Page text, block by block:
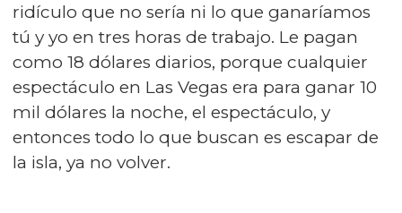
ridículo que no sería ni lo que ganaríamos
tú y yo en tres horas de trabajo. Le pagan
como 18 dólares diarios, porque cualquier
espectáculo en Las Vegas era para ganar 10
mil dólares la noche, el espectáculo, y
entonces todo lo que buscan es escapar de
la isla, ya no volver.